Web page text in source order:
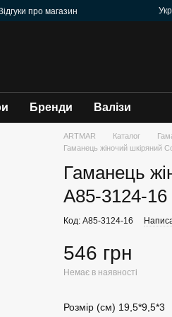
Відгуки про магазин
Укр
Бренди Валізи
ARTMAR Каталог
Гаманець жіночий шкіряний
Гаманець
A85-3124-16
Код: A85-3124-16
546 грн
Немає в наявності
Розмір (см) 19,5*9,5*3